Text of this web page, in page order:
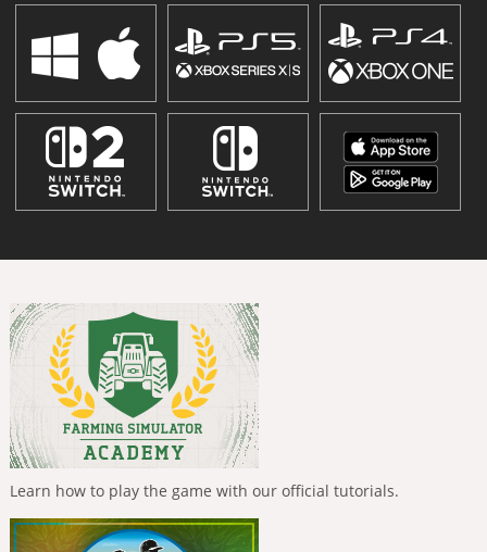
Learn how to play the game with our official tutorials.